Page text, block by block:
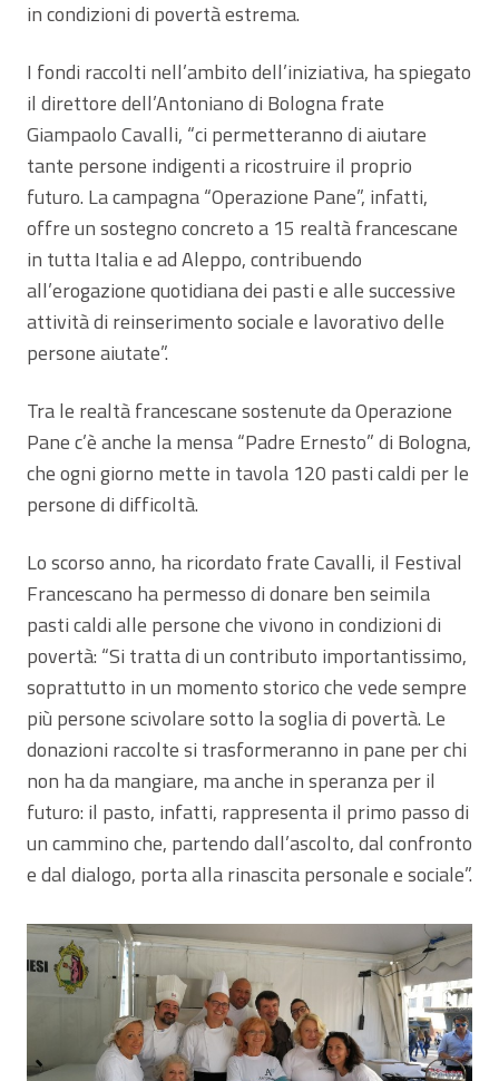
in condizioni di povertà estrema.
I fondi raccolti nell’ambito dell’iniziativa, ha spiegato
il direttore dell’Antoniano di Bologna frate
Giampaolo Cavalli, “ci permetteranno di aiutare
tante persone indigenti a ricostruire il proprio
futuro. La campagna “Operazione Pane”, infatti,
offre un sostegno concreto a 15 realtà francescane
in tutta Italia e ad Aleppo, contribuendo
all’erogazione quotidiana dei pasti e alle successive
attività di reinserimento sociale e lavorativo delle
persone aiutate”.
Tra le realtà francescane sostenute da Operazione
Pane c’è anche la mensa “Padre Ernesto” di Bologna,
che ogni giorno mette in tavola 120 pasti caldi per le
persone di difficoltà.
Lo scorso anno, ha ricordato frate Cavalli, il Festival
Francescano ha permesso di donare ben seimila
pasti caldi alle persone che vivono in condizioni di
povertà: “Si tratta di un contributo importantissimo,
soprattutto in un momento storico che vede sempre
più persone scivolare sotto la soglia di povertà. Le
donazioni raccolte si trasformeranno in pane per chi
non ha da mangiare, ma anche in speranza per il
futuro: il pasto, infatti, rappresenta il primo passo di
un cammino che, partendo dall’ascolto, dal confronto
e dal dialogo, porta alla rinascita personale e sociale”.